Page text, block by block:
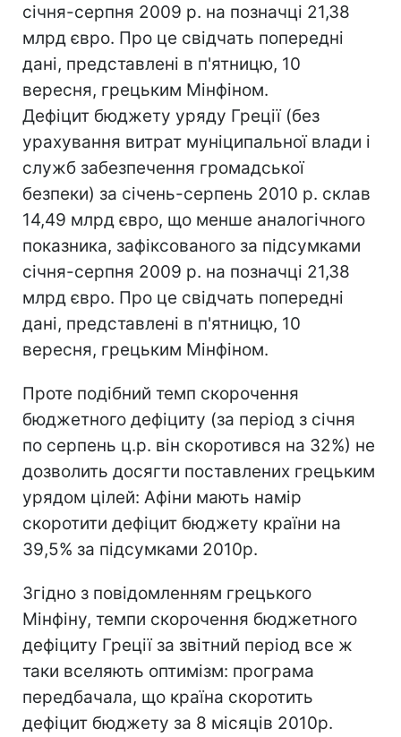
січня-серпня 2009 р. на позначці 21,38
млрд євро. Про це свідчать попередні
дані, представлені в п'ятницю, 10
вересня, грецьким Мінфіном.
Дефіцит бюджету уряду Греції (без
урахування витрат муніципальної влади і
служб забезпечення громадської
безпеки) за січень-серпень 2010 р. склав
14,49 млрд євро, що менше аналогічного
показника, зафіксованого за підсумками
січня-серпня 2009 р. на позначці 21,38
млрд євро. Про це свідчать попередні
дані, представлені в п'ятницю, 10
вересня, грецьким Мінфіном.
Проте подібний темп скорочення
бюджетного дефіциту (за період з січня
по серпень ц.р. він скоротився на 32%) не
дозволить досягти поставлених грецьким
урядом цілей: Афіни мають намір
скоротити дефіцит бюджету країни на
39,5% за підсумками 2010р.
Згідно з повідомленням грецького
Мінфіну, темпи скорочення бюджетного
дефіциту Греції за звітний період все ж
таки вселяють оптимізм: програма
передбачала, що країна скоротить
дефіцит бюджету за 8 місяців 2010р.